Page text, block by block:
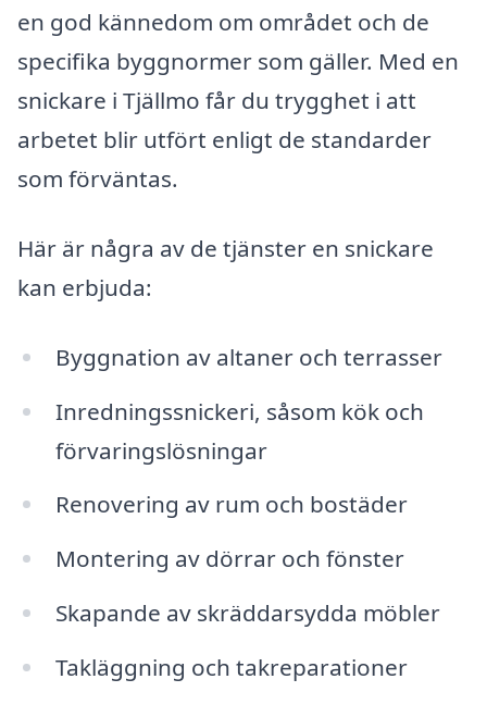
en god kännedom om området och de
specifika byggnormer som gäller. Med en
snickare i Tjällmo får du trygghet i att
arbetet blir utfört enligt de standarder
som förväntas.
Här är några av de tjänster en snickare
kan erbjuda:
Byggnation av altaner och terrasser
Inredningssnickeri, såsom kök och
förvaringslösningar
Renovering av rum och bostäder
Montering av dörrar och fönster
Skapande av skräddarsydda möbler
Takläggning och takreparationer